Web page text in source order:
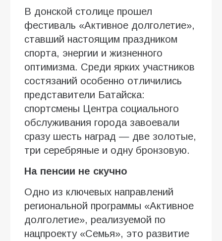
В донской столице прошел
фестиваль «Активное долголетие»,
ставший настоящим праздником
спорта, энергии и жизненного
оптимизма. Среди ярких участников
состязаний особенно отличились
представители Батайска:
спортсмены Центра социального
обслуживания города завоевали
сразу шесть наград — две золотые,
три серебряные и одну бронзовую.
На пенсии не скучно
Одно из ключевых направлений
региональной программы «Активное
долголетие», реализуемой по
нацпроекту «Семья», это развитие